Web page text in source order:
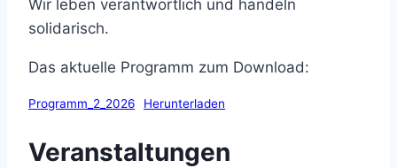
Wir leben verantwortlich und handeln
solidarisch.
Das aktuelle Programm zum Download:
Programm_2_2026 Herunterladen
Veranstaltungen